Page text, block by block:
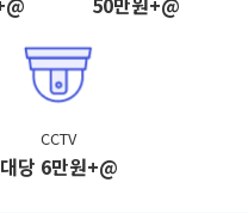
CCTV
대당 6만원+@